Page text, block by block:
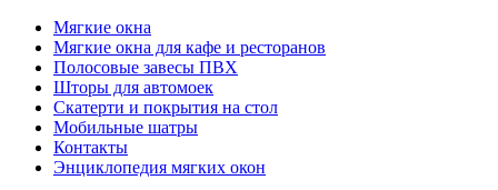
Мягкие окна
Мягкие окна для кафе и ресторанов
Полосовые завесы ПВХ
Шторы для автомоек
Скатерти и покрытия на стол
Мобильные шатры
Контакты
Энциклопедия мягких окон